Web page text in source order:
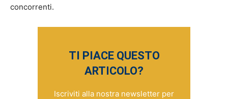
concorrenti.
TI PIACE QUESTO
ARTICOLO?
Iscriviti alla nostra newsletter per